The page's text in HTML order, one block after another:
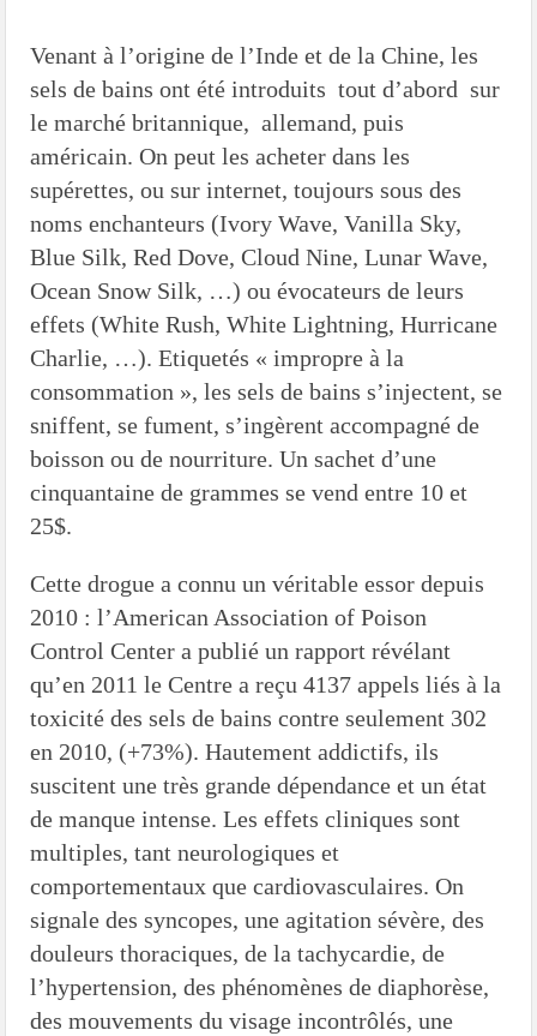
Venant à l’origine de l’Inde et de la Chine, les
sels de bains ont été introduits tout d’abord sur
le marché britannique, allemand, puis
américain. On peut les acheter dans les
supérettes, ou sur internet, toujours sous des
noms enchanteurs (Ivory Wave, Vanilla Sky,
Blue Silk, Red Dove, Cloud Nine, Lunar Wave,
Ocean Snow Silk, …) ou évocateurs de leurs
effets (White Rush, White Lightning, Hurricane
Charlie, …). Etiquetés « impropre à la
consommation », les sels de bains s’injectent, se
sniffent, se fument, s’ingèrent accompagné de
boisson ou de nourriture. Un sachet d’une
cinquantaine de grammes se vend entre 10 et
25$.
Cette drogue a connu un véritable essor depuis
2010 : l’American Association of Poison
Control Center a publié un rapport révélant
qu’en 2011 le Centre a reçu 4137 appels liés à la
toxicité des sels de bains contre seulement 302
en 2010, (+73%). Hautement addictifs, ils
suscitent une très grande dépendance et un état
de manque intense. Les effets cliniques sont
multiples, tant neurologiques et
comportementaux que cardiovasculaires. On
signale des syncopes, une agitation sévère, des
douleurs thoraciques, de la tachycardie, de
l’hypertension, des phénomènes de diaphorèse,
des mouvements du visage incontrôlés, une